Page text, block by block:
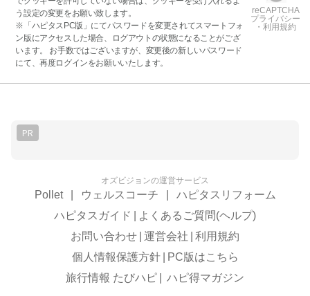
う設定の変更をお願い致します。
※「ハピタスPC版」にてパスワードを変更されてスマートフォ
ン版にアクセスした場合、ログアウトの状態になることがござ
います。 お手数ではございますが、変更後の新しいパスワード
にて、再度ログインをお願いいたします。
reCAPTCHA
プライバシー
・利用規約
PR
オズビジョンの運営サービス
Pollet ウェルスコーチ
ハピタスリフォーム
ハピタスガイド
よくあるご質問(ヘルプ)
お問い合わせ 運営会社
利用規約
個人情報保護方針
PC版はこちら
旅行情報 たびハピ
ハピ得マガジン